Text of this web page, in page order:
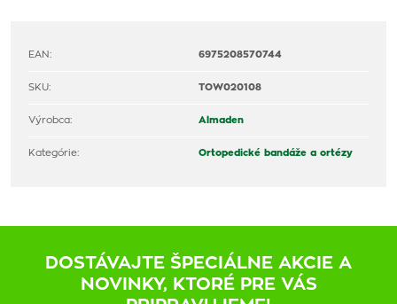
EAN: 6975208570744
SKU: TOW020108
Výrobca: Almaden
Kategórie: Ortopedické bandáže a ortézy
DOSTÁVAJTE ŠPECIÁLNE AKCIE A
NOVINKY, KTORÉ PRE VÁS